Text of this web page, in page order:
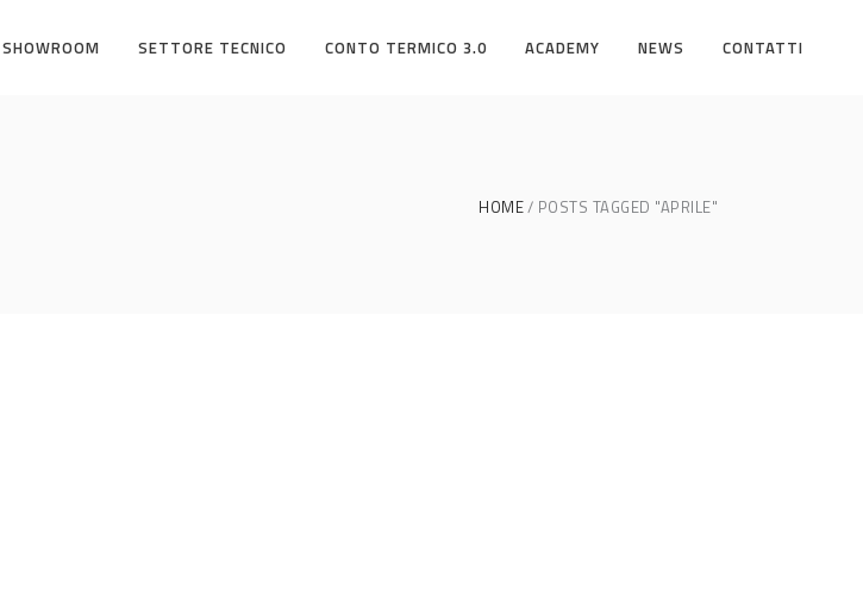
SHOWROOM SETTORE TECNICO CONTO TERMICO 3.0 ACADEMY NEWS CONTATTI
HOME POSTS TAGGED "APRILE"